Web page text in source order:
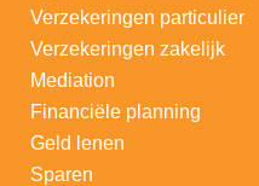
Verzekeringen particulier
Verzekeringen zakelijk
Mediation
Financiële planning
Geld lenen
Sparen